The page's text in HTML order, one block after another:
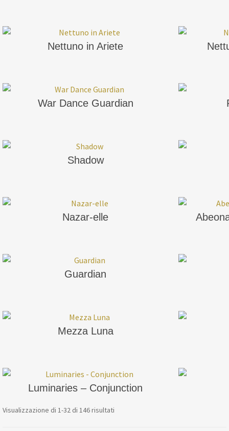
Nettuno in Ariete
War Dance Guardian
Shadow
Nazar-elle
Guardian
Mezza Luna
Luminaries – Conjunction
Visualizzazione di 1-32 di 146 risultati